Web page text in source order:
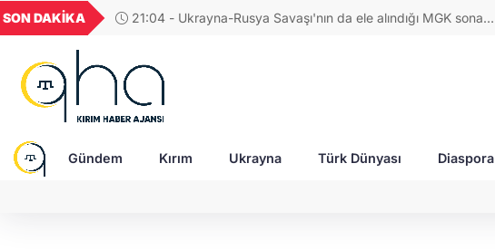
SON DAKİKA
17:38 - Araştırmacı yazar Gündoğdu: Kırım Tatarları ile Ahıska
GEL
18,1932
16,2262
28,0626
0,0018
6.496,98
Gündem Kırım Ukrayna Türk Dünyası Diaspora